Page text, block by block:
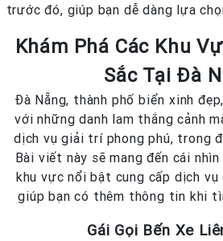
trước đó, giúp bạn dễ dàng lựa
Khám Phá Các Khu
Sắc Tại Đà
Đà Nẵng, thành phố biển xinh
với những danh lam thắng cảnh
dịch vụ giải trí phong phú, trong
Bài viết này sẽ mang đến cái
khu vực nổi bật cung cấp dịch
giúp bạn có thêm thông tin khi
Gái Gọi Bến Xe